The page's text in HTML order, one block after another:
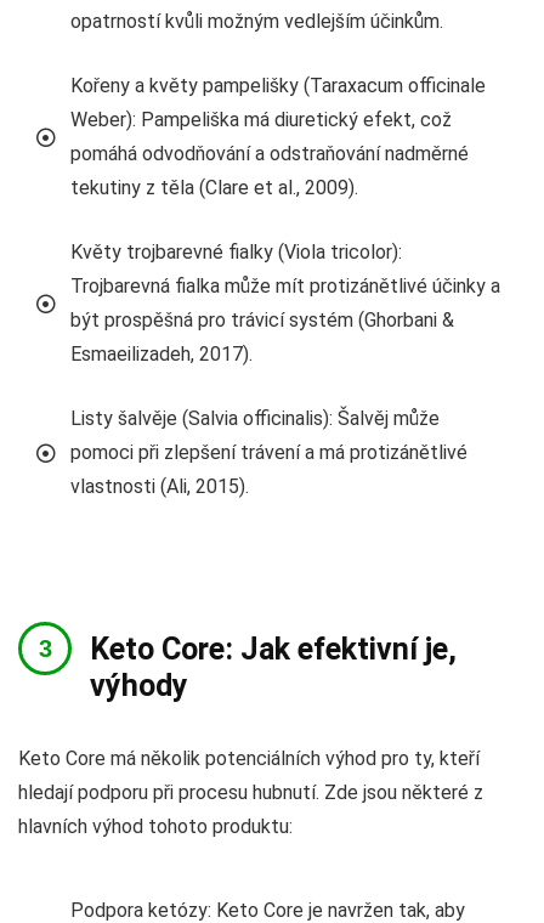
opatrností kvůli možným vedlejším účinkům.
Kořeny a květy pampelišky (Taraxacum officinale
Weber): Pampeliška má diuretický efekt, což
pomáhá odvodňování a odstraňování nadměrné
tekutiny z těla (Clare et al., 2009).
Květy trojbarevné fialky (Viola tricolor):
Trojbarevná fialka může mít protizánětlivé účinky a
být prospěšná pro trávicí systém (Ghorbani &
Esmaeilizadeh, 2017).
Listy šalvěje (Salvia officinalis): Šalvěj může
pomoci při zlepšení trávení a má protizánětlivé
vlastnosti (Ali, 2015).
Keto Core: Jak efektivní je,
výhody
Keto Core má několik potenciálních výhod pro ty, kteří
hledají podporu při procesu hubnutí. Zde jsou některé z
hlavních výhod tohoto produktu:
Podpora ketózy: Keto Core je navržen tak, aby